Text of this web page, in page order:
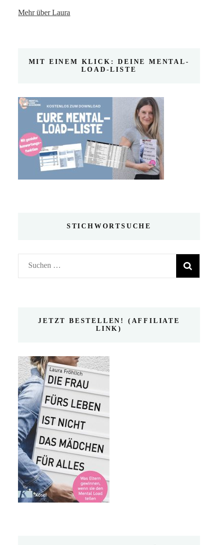
Mehr über Laura
MIT EINEM KLICK: DEINE MENTAL-
LOAD-LISTE
STICHWORTSUCHE
Suchen
nach:
JETZT BESTELLEN! (AFFILIATE
LINK)